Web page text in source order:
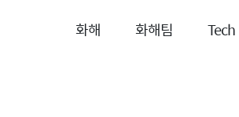
화해 화해팀 Tech